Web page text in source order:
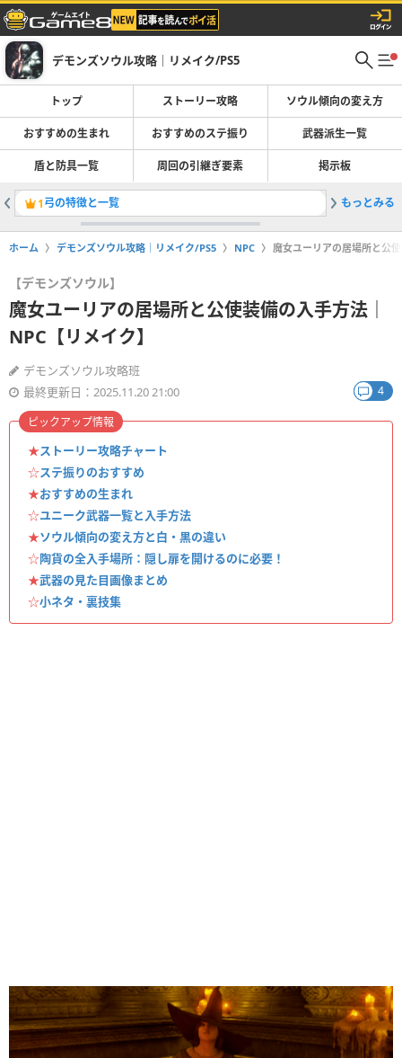
デモンズソウル攻略｜リメイク/PS5
トップ ストーリー攻略 ソウル傾向の変え方
おすすめの生まれ おすすめのステ振り 武器派生一覧
盾と防具一覧 周回の引継ぎ要素 掲示板
1弓の特徴と一覧 2ユニー
もっとみる
ホーム デモンズソウル攻略｜リメイク/PS5 NPC 魔女ユーリアの居場所と公
【デモンズソウル】
魔女ユーリアの居場所と公使装備の入手方法｜
NPC【リメイク】
デモンズソウル攻略班
最終更新日：2025.11.20 21:00
4
★ストーリー攻略チャート
☆ステ振りのおすすめ
★おすすめの生まれ
☆ユニーク武器一覧と入手方法
★ソウル傾向の変え方と白・黒の違い
☆陶貨の全入手場所：隠し扉を開けるのに必要！
★武器の見た目画像まとめ
☆小ネタ・裏技集
ピックアップ情報